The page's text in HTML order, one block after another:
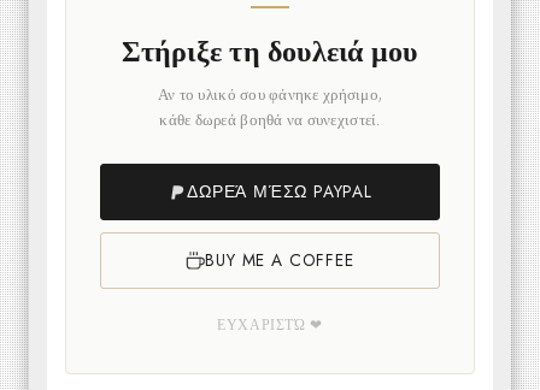
Στήριξε τη δουλειά μου
Αν το υλικό σου φάνηκε χρήσιμο,
κάθε δωρεά βοηθά να συνεχιστεί.
ΔΩΡΕΆ ΜΈΣΩ PAYPAL
BUY ME A COFFEE
ΕΥΧΑΡΙΣΤΏ ❤